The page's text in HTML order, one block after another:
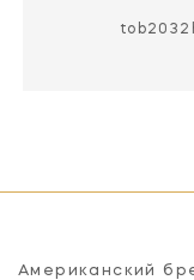
Американский